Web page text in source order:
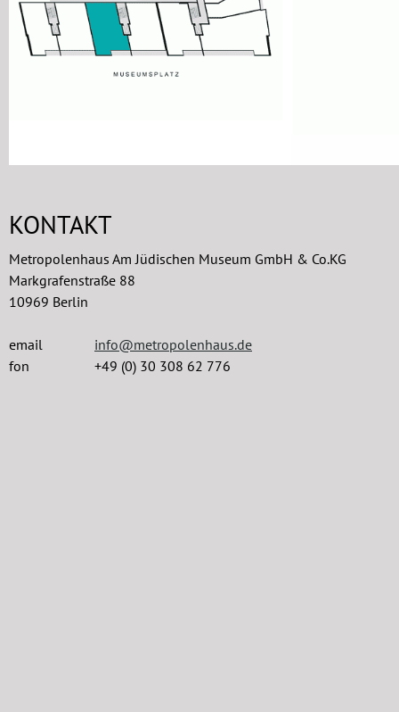
KONTAKT
Metropolenhaus Am Jüdischen Museum GmbH & Co.KG
Markgrafenstraße 88
10969 Berlin
email
info@metropolenhaus.de
fon
+49 (0) 30 308 62 776